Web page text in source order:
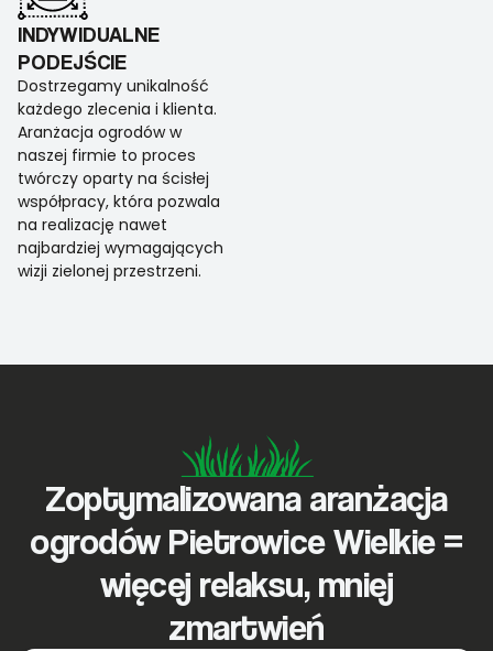
INDYWIDUALNE
PODEJŚCIE
Dostrzegamy unikalność
każdego zlecenia i klienta.
Aranżacja ogrodów w
naszej firmie to proces
twórczy oparty na ścisłej
współpracy, która pozwala
na realizację nawet
najbardziej wymagających
wizji zielonej przestrzeni.
Zoptymalizowana aranżacja
ogrodów Pietrowice Wielkie =
więcej relaksu, mniej
zmartwień